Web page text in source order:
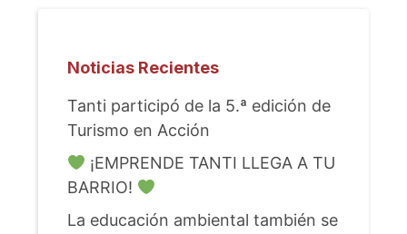
Noticias Recientes
Tanti participó de la 5.ª edición de
Turismo en Acción
¡EMPRENDE TANTI LLEGA A TU
BARRIO!
La educación ambiental también se